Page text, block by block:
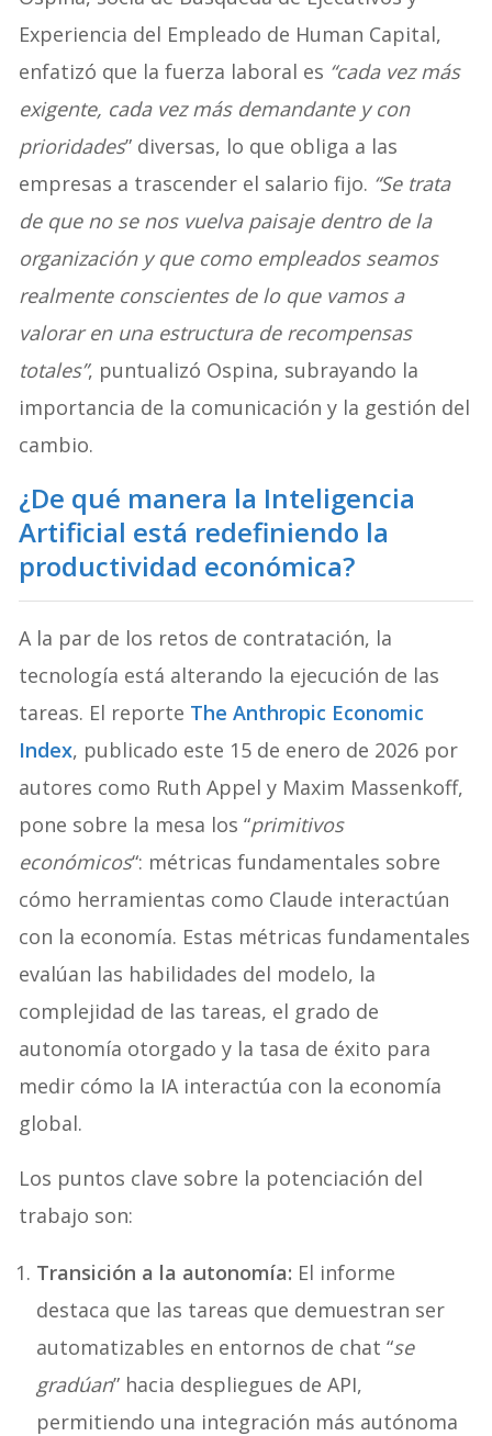
Experiencia del Empleado de Human Capital,
enfatizó que la fuerza laboral es “cada vez más
exigente, cada vez más demandante y con
prioridades” diversas, lo que obliga a las
empresas a trascender el salario fijo. “Se trata
de que no se nos vuelva paisaje dentro de la
organización y que como empleados seamos
realmente conscientes de lo que vamos a
valorar en una estructura de recompensas
totales”, puntualizó Ospina, subrayando la
importancia de la comunicación y la gestión del
cambio.
¿De qué manera la Inteligencia
Artificial está redefiniendo la
productividad económica?
A la par de los retos de contratación, la
tecnología está alterando la ejecución de las
tareas. El reporte The Anthropic Economic
Index, publicado este 15 de enero de 2026 por
autores como Ruth Appel y Maxim Massenkoff,
pone sobre la mesa los “primitivos
económicos“: métricas fundamentales sobre
cómo herramientas como Claude interactúan
con la economía. Estas métricas fundamentales
evalúan las habilidades del modelo, la
complejidad de las tareas, el grado de
autonomía otorgado y la tasa de éxito para
medir cómo la IA interactúa con la economía
global.
Los puntos clave sobre la potenciación del
trabajo son:
Transición a la autonomía: El informe
destaca que las tareas que demuestran ser
automatizables en entornos de chat “se
gradúan” hacia despliegues de API,
permitiendo una integración más autónoma